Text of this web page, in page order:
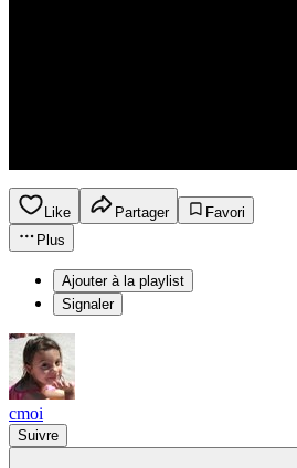
Like Partager
Favori
Plus
Ajouter à la playlist
Signaler
cmoi
Suivre